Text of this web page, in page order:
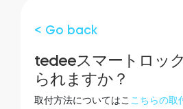
tedee door sensor
< Go back
tedeeスマートロッ
られますか？
取付方法についてはこ こちらの取